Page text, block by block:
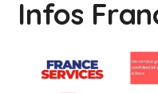
Infos